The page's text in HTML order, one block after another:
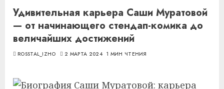
Удивительная карьера Саши Муратовой
— от начинающего стендап-комика до
величайших достижений
ROSSTAL_IZHO 2 МАРТА 2024 1 МИН ЧТЕНИЯ